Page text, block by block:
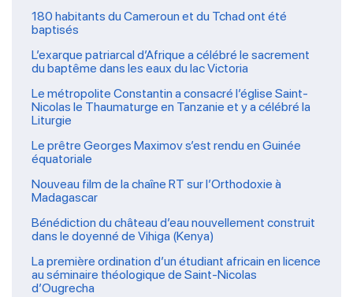
180 habitants du Cameroun et du Tchad ont été
baptisés
L’exarque patriarcal d’Afrique a célébré le sacrement
du baptême dans les eaux du lac Victoria
Le métropolite Constantin a consacré l’église Saint-
Nicolas le Thaumaturge en Tanzanie et y a célébré la
Liturgie
Le prêtre Georges Maximov s’est rendu en Guinée
équatoriale
Nouveau film de la chaîne RT sur l’Orthodoxie à
Madagascar
Bénédiction du château d’eau nouvellement construit
dans le doyenné de Vihiga (Kenya)
La première ordination d’un étudiant africain en licence
au séminaire théologique de Saint-Nicolas
d’Ougrecha